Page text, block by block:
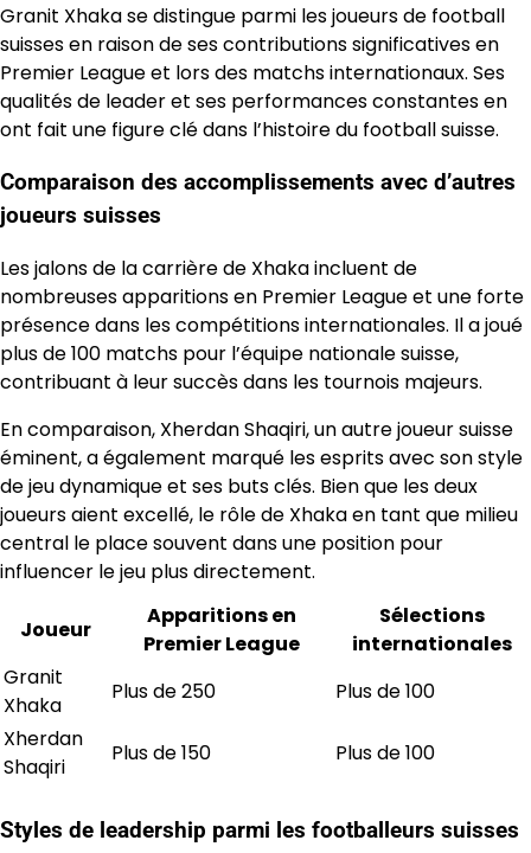
Granit Xhaka se distingue parmi les joueurs de football
suisses en raison de ses contributions significatives en
Premier League et lors des matchs internationaux. Ses
qualités de leader et ses performances constantes en
ont fait une figure clé dans l’histoire du football suisse.
Comparaison des accomplissements avec d’autres
joueurs suisses
Les jalons de la carrière de Xhaka incluent de
nombreuses apparitions en Premier League et une forte
présence dans les compétitions internationales. Il a joué
plus de 100 matchs pour l’équipe nationale suisse,
contribuant à leur succès dans les tournois majeurs.
En comparaison, Xherdan Shaqiri, un autre joueur suisse
éminent, a également marqué les esprits avec son style
de jeu dynamique et ses buts clés. Bien que les deux
joueurs aient excellé, le rôle de Xhaka en tant que milieu
central le place souvent dans une position pour
influencer le jeu plus directement.
Joueur
Apparitions en
Premier League
Sélections
internationales
Granit
Xhaka
Plus de 250
Plus de 100
Xherdan
Shaqiri
Plus de 150 Plus de 100
Styles de leadership parmi les footballeurs suisses